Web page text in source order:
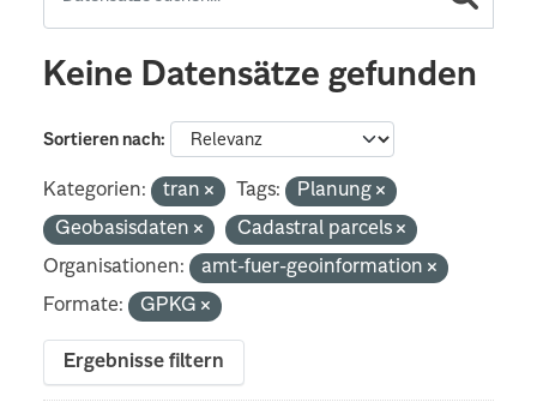
Keine Datensätze gefunden
Sortieren nach
Kategorien: tran Tags:
Planung
Geobasisdaten
Cadastral parcels
Organisationen:
amt-fuer-geoinformation
Formate:
GPKG
Ergebnisse filtern